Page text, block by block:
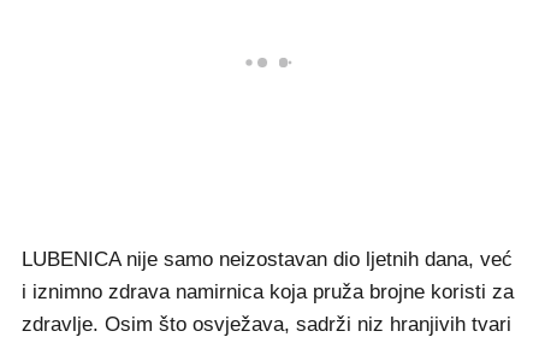
LUBENICA nije samo neizostavan dio ljetnih dana, već
i iznimno zdrava namirnica koja pruža brojne koristi za
zdravlje. Osim što osvježava, sadrži niz hranjivih tvari